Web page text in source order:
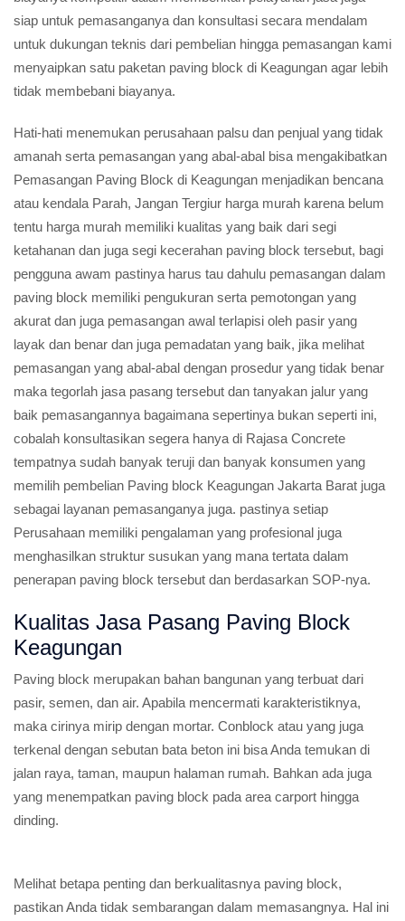
siap untuk pemasanganya dan konsultasi secara mendalam
untuk dukungan teknis dari pembelian hingga pemasangan kami
menyaipkan satu paketan paving block di Keagungan agar lebih
tidak membebani biayanya.
Hati-hati menemukan perusahaan palsu dan penjual yang tidak
amanah serta pemasangan yang abal-abal bisa mengakibatkan
Pemasangan Paving Block di Keagungan menjadikan bencana
atau kendala Parah, Jangan Tergiur harga murah karena belum
tentu harga murah memiliki kualitas yang baik dari segi
ketahanan dan juga segi kecerahan paving block tersebut, bagi
pengguna awam pastinya harus tau dahulu pemasangan dalam
paving block memiliki pengukuran serta pemotongan yang
akurat dan juga pemasangan awal terlapisi oleh pasir yang
layak dan benar dan juga pemadatan yang baik, jika melihat
pemasangan yang abal-abal dengan prosedur yang tidak benar
maka tegorlah jasa pasang tersebut dan tanyakan jalur yang
baik pemasangannya bagaimana sepertinya bukan seperti ini,
cobalah konsultasikan segera hanya di Rajasa Concrete
tempatnya sudah banyak teruji dan banyak konsumen yang
memilih pembelian Paving block Keagungan Jakarta Barat juga
sebagai layanan pemasanganya juga. pastinya setiap
Perusahaan memiliki pengalaman yang profesional juga
menghasilkan struktur susukan yang mana tertata dalam
penerapan paving block tersebut dan berdasarkan SOP-nya.
Kualitas Jasa Pasang Paving Block
Keagungan
Paving block merupakan bahan bangunan yang terbuat dari
pasir, semen, dan air. Apabila mencermati karakteristiknya,
maka cirinya mirip dengan mortar. Conblock atau yang juga
terkenal dengan sebutan bata beton ini bisa Anda temukan di
jalan raya, taman, maupun halaman rumah. Bahkan ada juga
yang menempatkan paving block pada area carport hingga
dinding.
Melihat betapa penting dan berkualitasnya paving block,
pastikan Anda tidak sembarangan dalam memasangnya. Hal ini